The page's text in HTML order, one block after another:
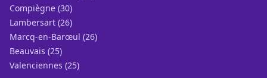
Compiègne (30)
Lambersart (26)
Marcq-en-Barœul (26)
Beauvais (25)
Valenciennes (25)